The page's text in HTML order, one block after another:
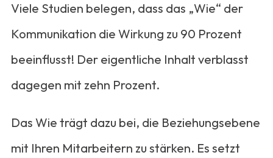
Viele Studien belegen, dass das „Wie“ der
Kommunikation die Wirkung zu 90 Prozent
beeinflusst! Der eigentliche Inhalt verblasst
dagegen mit zehn Prozent.
Das Wie trägt dazu bei, die Beziehungsebene
mit Ihren Mitarbeitern zu stärken. Es setzt